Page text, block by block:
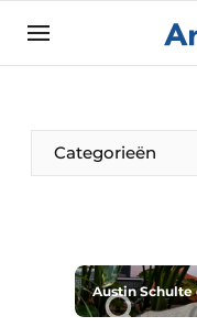
Aanmelden
ArchiComm |
interieur- &
Nieuwsbrief
Podcasts
Categorieën
De Pen
Architect Aan het
Austin Schulte